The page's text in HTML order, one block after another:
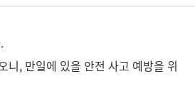
, 만일에 있을 안전 사고 예방을 위